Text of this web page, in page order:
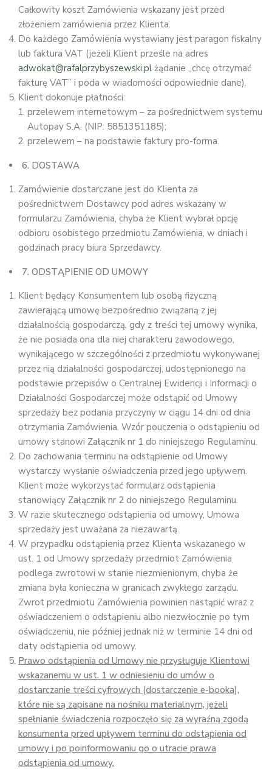
Całkowity koszt Zamówienia wskazany jest przed
złożeniem zamówienia przez Klienta.
Do każdego Zamówienia wystawiany jest paragon fiskalny
lub faktura VAT (jeżeli Klient prześle na adres
adwokat@rafalprzybyszewski.pl żądanie „chcę otrzymać
fakturę VAT” i poda w wiadomości odpowiednie dane).
Klient dokonuje płatności:
przelewem internetowym – za pośrednictwem systemu
Autopay S.A. (NIP: 5851351185);
przelewem – na podstawie faktury pro-forma.
6. DOSTAWA
Zamówienie dostarczane jest do Klienta za
pośrednictwem Dostawcy pod adres wskazany w
formularzu Zamówienia, chyba że Klient wybrał opcję
odbioru osobistego przedmiotu Zamówienia, w dniach i
godzinach pracy biura Sprzedawcy.
7. ODSTĄPIENIE OD UMOWY
Klient będący Konsumentem lub osobą fizyczną
zawierającą umowę bezpośrednio związaną z jej
działalnością gospodarczą, gdy z treści tej umowy wynika,
że nie posiada ona dla niej charakteru zawodowego,
wynikającego w szczególności z przedmiotu wykonywanej
przez nią działalności gospodarczej, udostępnionego na
podstawie przepisów o Centralnej Ewidencji i Informacji o
Działalności Gospodarczej może odstąpić od Umowy
sprzedaży bez podania przyczyny w ciągu 14 dni od dnia
otrzymania Zamówienia. Wzór pouczenia o odstąpieniu od
umowy stanowi Załącznik nr 1 do niniejszego Regulaminu.
Do zachowania terminu na odstąpienie od Umowy
wystarczy wysłanie oświadczenia przed jego upływem.
Klient może wykorzystać formularz odstąpienia
stanowiący Załącznik nr 2 do niniejszego Regulaminu.
W razie skutecznego odstąpienia od umowy, Umowa
sprzedaży jest uważana za niezawartą.
W przypadku odstąpienia przez Klienta wskazanego w
ust. 1 od Umowy sprzedaży przedmiot Zamówienia
podlega zwrotowi w stanie niezmienionym, chyba że
zmiana była konieczna w granicach zwykłego zarządu.
Zwrot przedmiotu Zamówienia powinien nastąpić wraz z
oświadczeniem o odstąpieniu albo niezwłocznie po tym
oświadczeniu, nie później jednak niż w terminie 14 dni od
daty odstąpienia od umowy.
Prawo odstąpienia od Umowy nie przysługuje Klientowi
wskazanemu w ust. 1 w odniesieniu do umów o
dostarczanie treści cyfrowych (dostarczenie e-booka),
które nie są zapisane na nośniku materialnym, jeżeli
spełnianie świadczenia rozpoczęło się za wyraźną zgodą
konsumenta przed upływem terminu do odstąpienia od
umowy i po poinformowaniu go o utracie prawa
odstąpienia od umowy.